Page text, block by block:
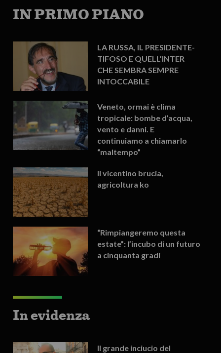
IN PRIMO PIANO
LA RUSSA, IL PRESIDENTE-
TIFOSO E QUELL’INTER
CHE SEMBRA SEMPRE
INTOCCABILE
Veneto, ormai è clima
tropicale: bombe d’acqua,
vento e danni. E
continuiamo a chiamarlo
“maltempo”
Il vicentino brucia,
agricoltura ko
“Rimpiangeremo questa
estate”: l’incubo di un futuro
a cinquanta gradi
In evidenza
Il grande inciucio del